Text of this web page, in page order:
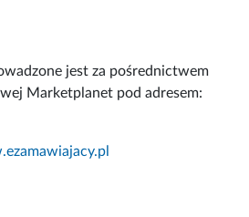
jest za pośrednictwem
Marketplanet pod adresem: